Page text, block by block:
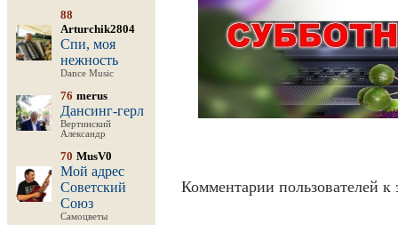
88
Arturchik2804
Спи, моя
нежность
Dance Music
76 merus
Дансинг-герл
Вертинский
Александр
70 MusV0
Мой адрес
Советский
Союз
Самоцветы
Комментарии пользователей к